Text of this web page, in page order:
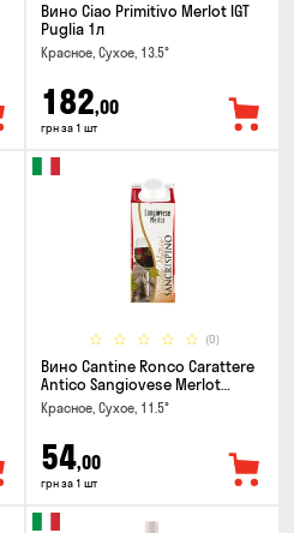
Вино Ciao Primitivo Merlot IGT
Puglia 1л
Красное, Сухое, 13.5°
182,00
грн за 1 шт
(0)
Вино Cantine Ronco Carattere
Antico Sangiovese Merlot
Rubicone IGT 0.25л
Красное, Сухое, 11.5°
54,00
грн за 1 шт